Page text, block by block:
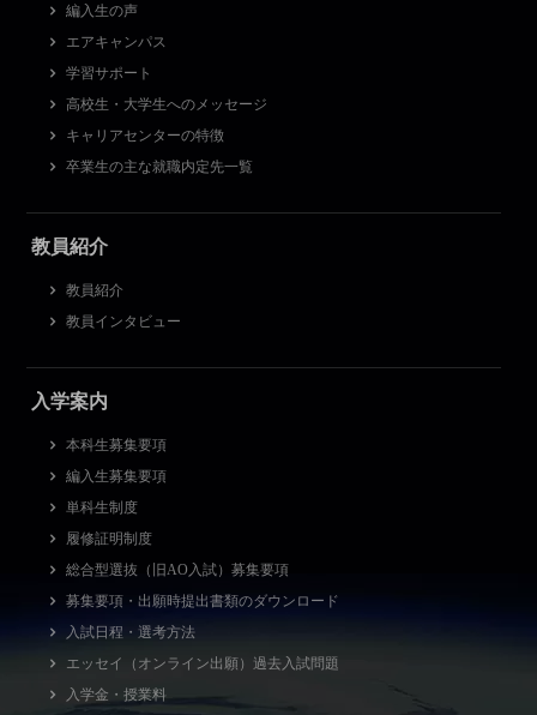
編入生の声
エアキャンパス
学習サポート
高校生・大学生へのメッセージ
キャリアセンターの特徴
卒業生の主な就職内定先一覧
教員紹介
教員紹介
教員インタビュー
入学案内
本科生募集要項
編入生募集要項
単科生制度
履修証明制度
総合型選抜（旧AO入試）募集要項
募集要項・出願時提出書類のダウンロード
入試日程・選考方法
エッセイ（オンライン出願）過去入試問題
入学金・授業料